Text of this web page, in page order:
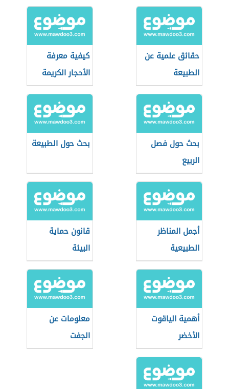
حقائق علمية عن
الطبيعة
كيفية معرفة
الأحجار الكريمة
بحث حول فصل
الربيع
بحث حول الطبيعة
أجمل المناظر
الطبيعية
قانون حماية
البيئة
أهمية الياقوت
الأخضر
معلومات عن
الجفت